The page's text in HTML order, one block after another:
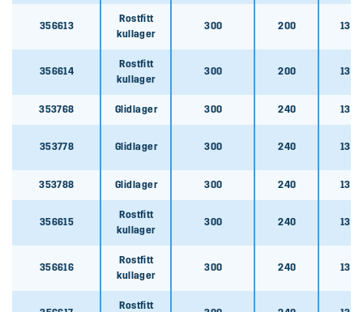
353778
353788
356615
356615
356616
356617
356617
356613
Rostfitt
kullager
300 200
356614
Rostfitt
kullager
300 200
353768 Glidlager 300 240
353778 Glidlager 300 240
353788 Glidlager 300 240
356615
Rostfitt
kullager
300 240
356616
Rostfitt
kullager
300 240
Rostfitt